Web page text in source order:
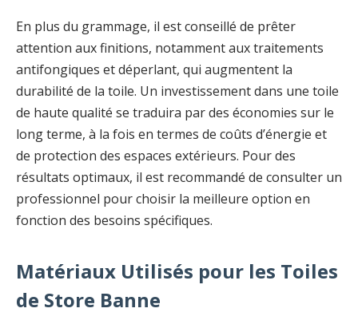
En plus du grammage, il est conseillé de prêter
attention aux finitions, notamment aux traitements
antifongiques et déperlant, qui augmentent la
durabilité de la toile. Un investissement dans une toile
de haute qualité se traduira par des économies sur le
long terme, à la fois en termes de coûts d’énergie et
de protection des espaces extérieurs. Pour des
résultats optimaux, il est recommandé de consulter un
professionnel pour choisir la meilleure option en
fonction des besoins spécifiques.
Matériaux Utilisés pour les Toiles
de Store Banne